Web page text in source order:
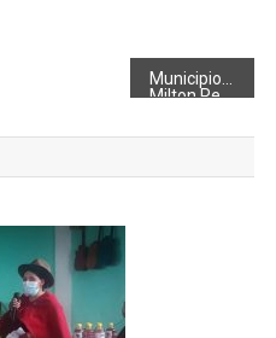
Milton Reyes